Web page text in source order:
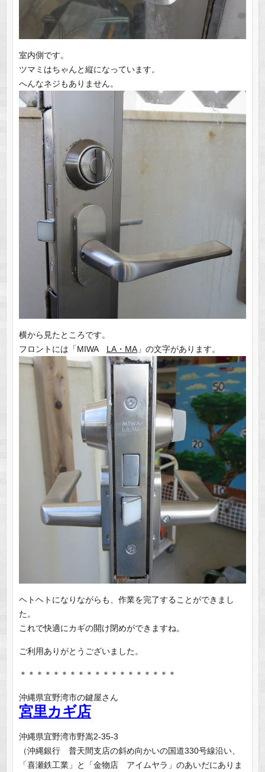
室内側です。
ツマミはちゃんと縦になっています。
へんなネジもありません。
横から見たところです。
フロントには「MIWA LA・MA」の文字があります。
ヘトヘトになりながらも、作業を完了することができまし
た。
これで快適にカギの開け閉めができますね。
ご利用ありがとうございました。
＊＊＊＊＊＊＊＊＊＊＊＊＊＊＊＊＊＊＊
沖縄県宜野湾市の鍵屋さん
宮里カギ店
沖縄県宜野湾市野嵩2-35-3
（沖縄銀行 普天間支店の斜め向かいの国道330号線沿い、
「喜瀬鉄工業」と「金物店 アイムヤラ」のあいだにありま